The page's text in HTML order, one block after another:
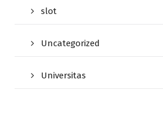
slot
Uncategorized
Universitas